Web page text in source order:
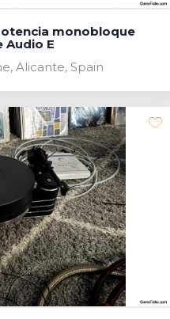
monobloque
Audio E
Alicante, Spain